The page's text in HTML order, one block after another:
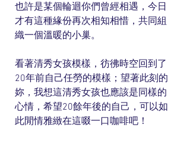
也許是某個輪迴你們曾經相遇，今日
才有這種緣份再次相知相惜，共同組
織一個溫暖的小巢。
看著清秀女孩模樣，彷彿時空回到了
20年前自己任勞的模樣；望著此刻的
妳，我想這清秀女孩也應該是同樣的
心情，希望20餘年後的自己，可以如
此閒情雅緻在這啜一口咖啡吧！